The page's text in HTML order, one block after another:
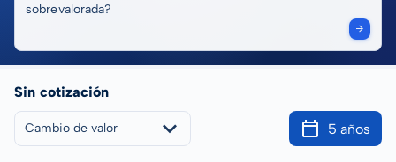
sobrevalorada?
Sin cotización
Cambio de valor 5 años